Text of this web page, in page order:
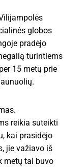
globos
pradėjo
turintiems
15 metų prie
reikia suteikti
kai prasidėjo
jie važiavo iš
metų tai buvo